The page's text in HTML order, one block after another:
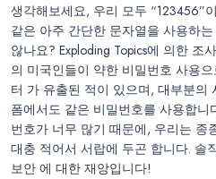
생각해보세요, 우리 모두 “123456”
같은 아주 간단한 문자열을 사용하
않나요? Exploding Topics에 의한 조
의 미국인들이 약한 비밀번호 사용
터 가 유출된 적이 있으며, 대부분의
폼에서도 같은 비밀번호를 사용합니
번호가 너무 많기 때문에, 우리는 종
대충 적어서 서랍에 두곤 합니다. 솔
보안 에 대한 재앙입니다!